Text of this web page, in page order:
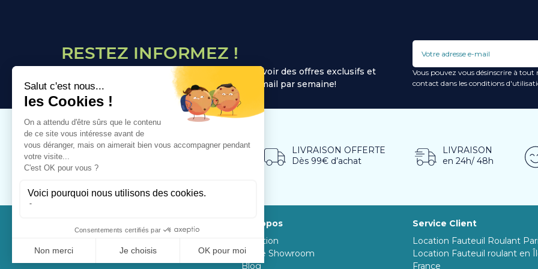
RESTEZ INFORMEZ !
Inscrivez-vous à notre newsletter afin de recevoir des offres exclusifs et
personnalisées Vous recevrez pas plus d'un email par semaine!
Vous pouvez vous désinscrire à
contact dans les conditions
PAIEMENT SÉCURISÉ
LIVRAISON OFFERTE
Dès 99€ d’achat
LIVRAISON
en 24h/ 48h
A propos
Nutrition
Notre Showroom
Blog
Service Client
Location Fauteuil Roulant
Location Fauteuil roulant en
France